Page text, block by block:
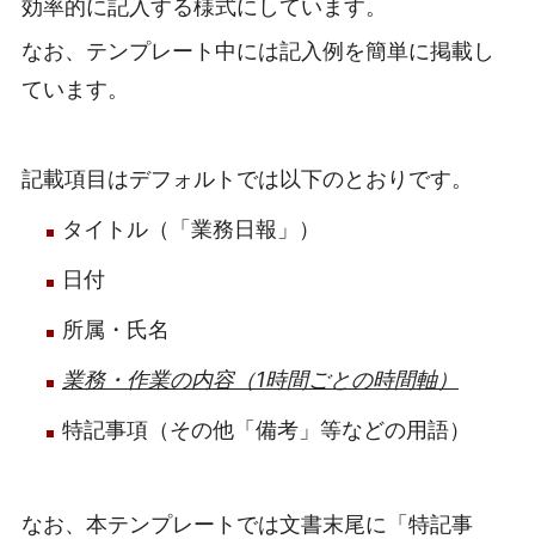
効率的に記入する様式にしています。
なお、テンプレート中には記入例を簡単に掲載し
ています。
記載項目はデフォルトでは以下のとおりです。
タイトル（「業務日報」）
日付
所属・氏名
業務・作業の内容（1時間ごとの時間軸）
特記事項（その他「備考」等などの用語）
なお、本テンプレートでは文書末尾に「特記事